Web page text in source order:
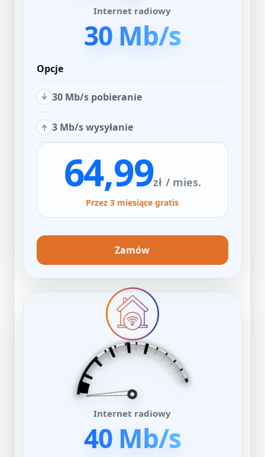
Internet radiowy
30 Mb/s
Opcje
30 Mb/s pobieranie
3 Mb/s wysyłanie
64,99zł / mies.
Przez 3 miesiące gratis
Zamów
Internet radiowy
40 Mb/s